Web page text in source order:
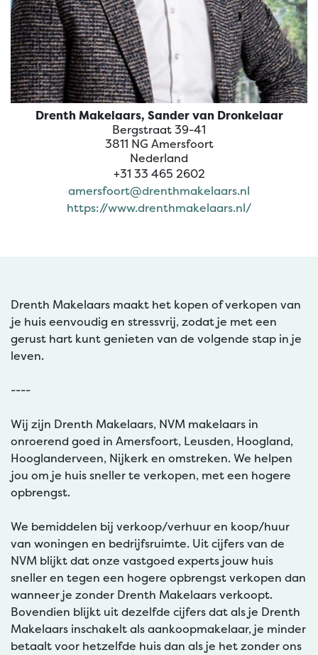
Drenth Makelaars, Sander van Dronkelaar
Bergstraat 39-41
3811 NG Amersfoort
Nederland
+31 33 465 2602
amersfoort@drenthmakelaars.nl
https://www.drenthmakelaars.nl/
Drenth Makelaars maakt het kopen of verkopen van
je huis eenvoudig en stressvrij, zodat je met een
gerust hart kunt genieten van de volgende stap in je
leven.
----
Wij zijn Drenth Makelaars, NVM makelaars in
onroerend goed in Amersfoort, Leusden, Hoogland,
Hooglanderveen, Nijkerk en omstreken. We helpen
jou om je huis sneller te verkopen, met een hogere
opbrengst.
We bemiddelen bij verkoop/verhuur en koop/huur
van woningen en bedrijfsruimte. Uit cijfers van de
NVM blijkt dat onze vastgoed experts jouw huis
sneller en tegen een hogere opbrengst verkopen dan
wanneer je zonder Drenth Makelaars verkoopt.
Bovendien blijkt uit dezelfde cijfers dat als je Drenth
Makelaars inschakelt als aankoopmakelaar, je minder
betaalt voor hetzelfde huis dan als je het zonder ons